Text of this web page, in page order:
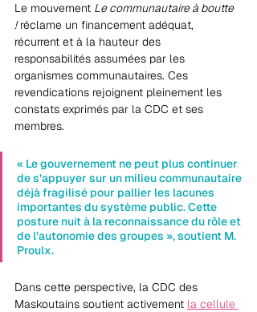
Le mouvement Le communautaire à boutte
! réclame un financement adéquat,
récurrent et à la hauteur des
responsabilités assumées par les
organismes communautaires. Ces
revendications rejoignent pleinement les
constats exprimés par la CDC et ses
membres.
« Le gouvernement ne peut plus continuer
de s’appuyer sur un milieu communautaire
déjà fragilisé pour pallier les lacunes
importantes du système public. Cette
posture nuit à la reconnaissance du rôle et
de l’autonomie des groupes », soutient M.
Proulx.
Dans cette perspective, la CDC des
Maskoutains soutient activement la cellule